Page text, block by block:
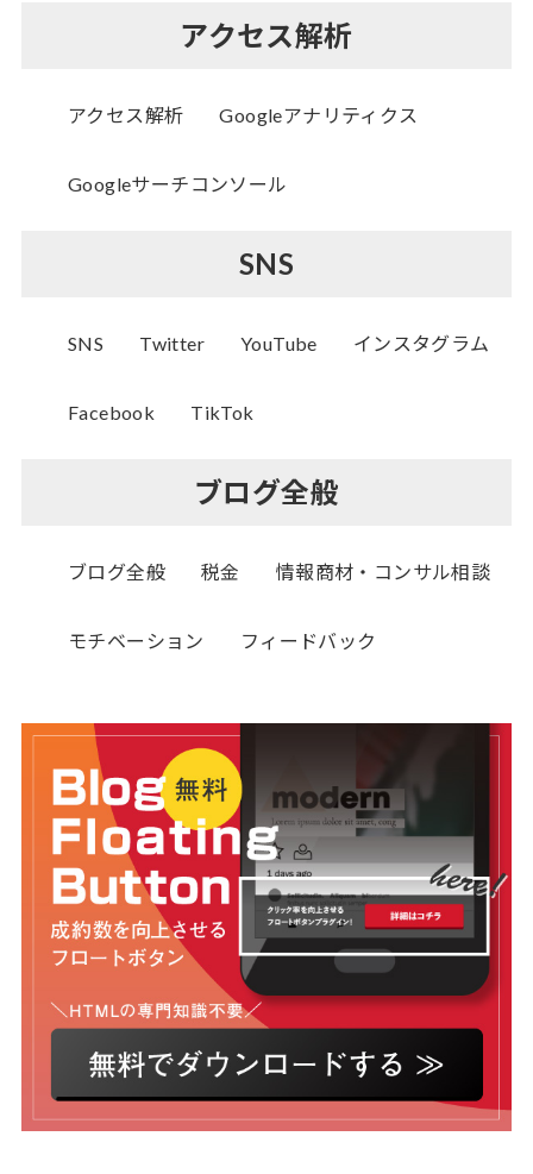
アクセス解析
アクセス解析 Googleアナリティクス
Googleサーチコンソール
SNS
SNS Twitter YouTube インスタグラム
Facebook TikTok
ブログ全般
ブログ全般 税金 情報商材・コンサル相談
モチベーション フィードバック